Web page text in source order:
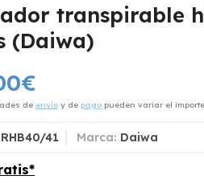
transpirable
(Daiwa)
€
de envío y de pago pueden variar el
41 Marca: Daiwa